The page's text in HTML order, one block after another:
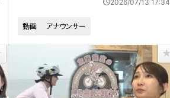
2026/07/13 17:34
動画 アナウンサー